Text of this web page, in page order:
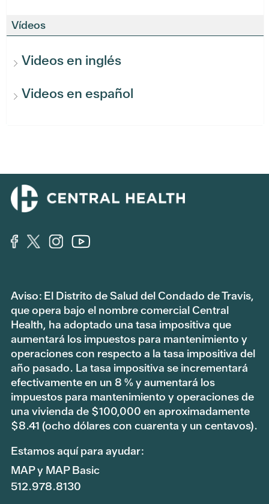
Vídeos
Videos en inglés
Videos en español
Aviso: El Distrito de Salud del Condado de Travis,
que opera bajo el nombre comercial Central
Health, ha adoptado una tasa impositiva que
aumentará los impuestos para mantenimiento y
operaciones con respecto a la tasa impositiva del
año pasado. La tasa impositiva se incrementará
efectivamente en un 8 % y aumentará los
impuestos para mantenimiento y operaciones de
una vivienda de $100,000 en aproximadamente
$8.41 (ocho dólares con cuarenta y un centavos).
Estamos aquí para ayudar:
MAP y MAP Basic
512.978.8130